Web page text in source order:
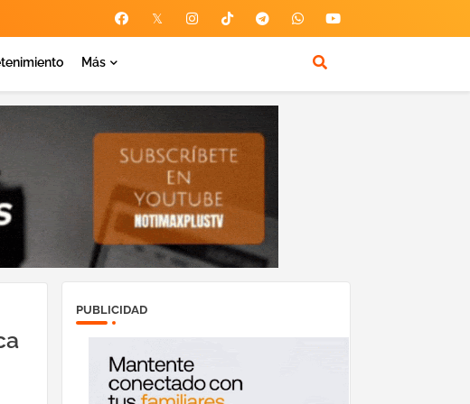
Más
PUBLICIDAD